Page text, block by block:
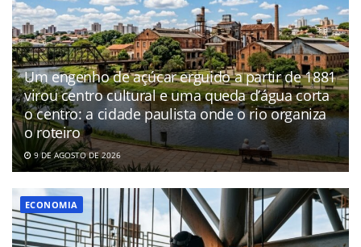
Um engenho de açúcar erguido a partir de 1881
virou centro cultural e uma queda d’água corta
o centro: a cidade paulista onde o rio organiza
o roteiro
9 DE AGOSTO DE 2026
ECONOMIA